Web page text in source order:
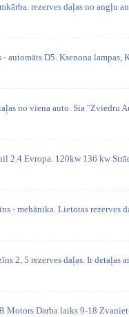
rezerves daļas no angļu
automāts D5. Ksenona lampas,
no viena auto. Sia "Zviedru
2.4 Evropa. 120kw 136 kw
- mehānika. Lietotas rezerves
2, 5 rezerves daļas. Ir detaļas
Motors Darba laiks 9-18